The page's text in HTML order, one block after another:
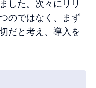
した。次々にリリ
のではなく、まず
だと考え、導入を